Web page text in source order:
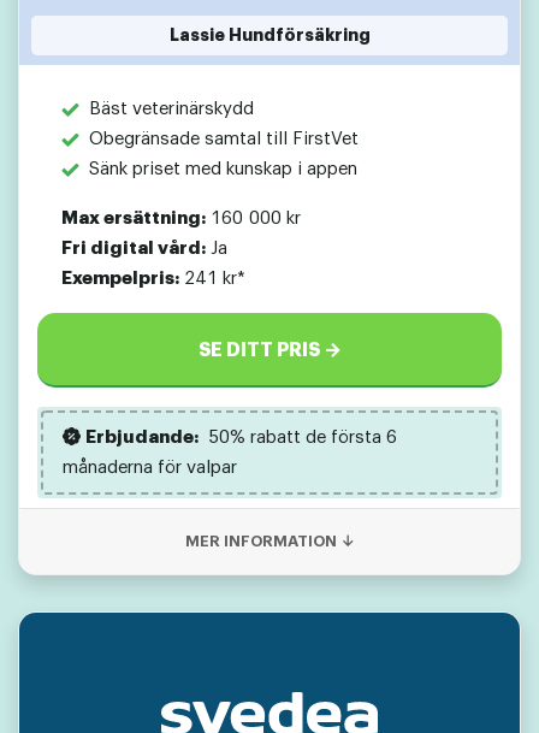
Lassie Hundförsäkring
Bäst veterinärskydd
Obegränsade samtal till FirstVet
Sänk priset med kunskap i appen
Max ersättning: 160 000 kr
Fri digital vård: Ja
Exempelpris: 241 kr*
SE DITT PRIS →
Erbjudande: 50% rabatt de första 6
månaderna för valpar
MER INFORMATION ↓